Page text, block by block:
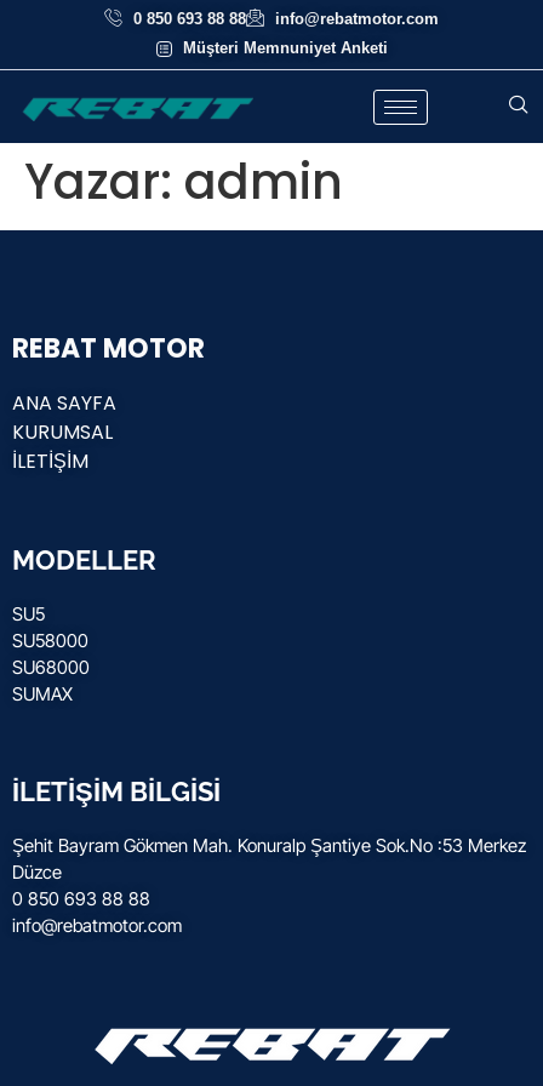
0 850 693 88 88
info@rebatmotor.com
Müşteri Memnuniyet Anketi
Yazar: admin
REBAT MOTOR
ANA SAYFA
KURUMSAL
İLETİŞİM
MODELLER
SU5
SU58000
SU68000
SUMAX
İLETİŞİM BİLGİSİ
Şehit Bayram Gökmen Mah. Konuralp Şantiye Sok.No :53 Merkez
Düzce
0 850 693 88 88
info@rebatmotor.com